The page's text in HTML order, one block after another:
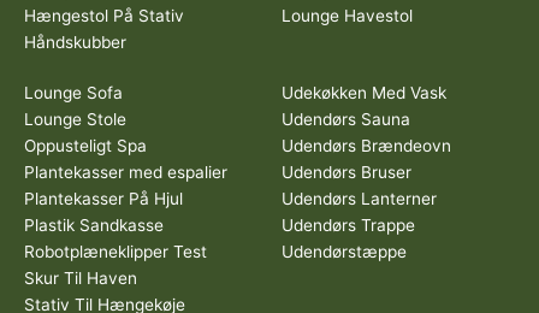
Hængestol På Stativ
Håndskubber
Lounge Havestol
Lounge Sofa
Lounge Stole
Oppusteligt Spa
Plantekasser med espalier
Plantekasser På Hjul
Plastik Sandkasse
Robotplæneklipper Test
Skur Til Haven
Stativ Til Hængekøje
Udekøkken Med Vask
Udendørs Sauna
Udendørs Brændeovn
Udendørs Bruser
Udendørs Lanterner
Udendørs Trappe
Udendørstæppe